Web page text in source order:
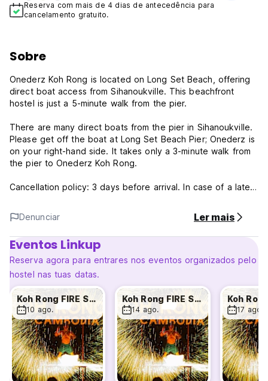
Reserva com mais de 4 dias de antecedência para
cancelamento gratuito.
Sobre
Onederz Koh Rong is located on Long Set Beach, offering
direct boat access from Sihanoukville. This beachfront
hostel is just a 5-minute walk from the pier.
There are many direct boats from the pier in Sihanoukville.
Please get off the boat at Long Set Beach Pier; Onederz is
on your right-hand side. It takes only a 3-minute walk from
the pier to Onederz Koh Rong.
Cancellation policy: 3 days before arrival. In case of a late
of your stay.
24 Hours Reception .
Check in from 14:00 .
Check out before 12:00 .
Payment upon arrival by cash, credit cards.
Taxes included.
No curfew.
Non smoking except for designated areas.
Denunciar Ler mais
Eventos Linkup
Reserva agora para entrares nos eventos organizados pelo
hostel nas tuas datas.
Koh Rong FIRE SHOW
10 ago.
Koh Rong FIRE SHOW
14 ago. 17 ago.